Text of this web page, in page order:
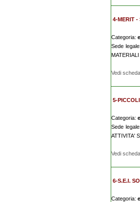
4-MERIT -
Categoria:
Sede
Vedi
5-
Categoria:
Sede
ATTIVITA'
Vedi
6-S.E.I.
Categoria: